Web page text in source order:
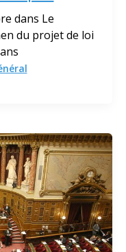
dans Le
du projet de loi